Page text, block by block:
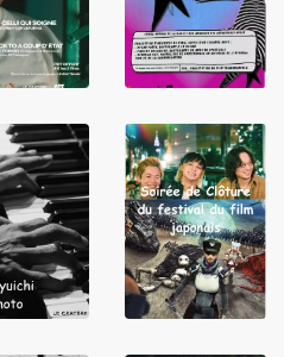
LIRE
LIRE
LIRE LIRE